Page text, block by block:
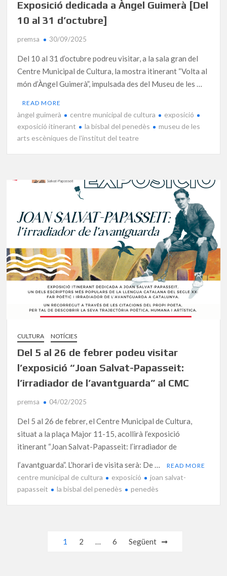
Exposició dedicada a Àngel Guimerà [Del
10 al 31 d’octubre]
premsa 30/09/2025
Del 10 al 31 d’octubre podreu visitar, a la sala gran del
Centre Municipal de Cultura, la mostra itinerant “Volta al
món d’Àngel Guimerà”, impulsada des del Museu de les …
READ MORE
àngel guimerà centre municipal de cultura
exposició
exposició itinerant
la bisbal del penedès
museu de les
arts escèniques de l'institut del teatre
CULTURA NOTÍCIES
Del 5 al 26 de febrer podeu visitar
l’exposició “Joan Salvat-Papasseit:
l’irradiador de l’avantguarda” al CMC
premsa 04/02/2025
Del 5 al 26 de febrer, el Centre Municipal de Cultura,
situat a la plaça Major 11-15, acollirà l’exposició
itinerant “Joan Salvat-Papasseit: l’irradiador de
l’avantguarda”. L’horari de visita serà: De …
READ MORE
centre municipal de cultura exposició
joan salvat-
papasseit
la bisbal del penedès penedès
Navegació
1 2 … 6 Següent